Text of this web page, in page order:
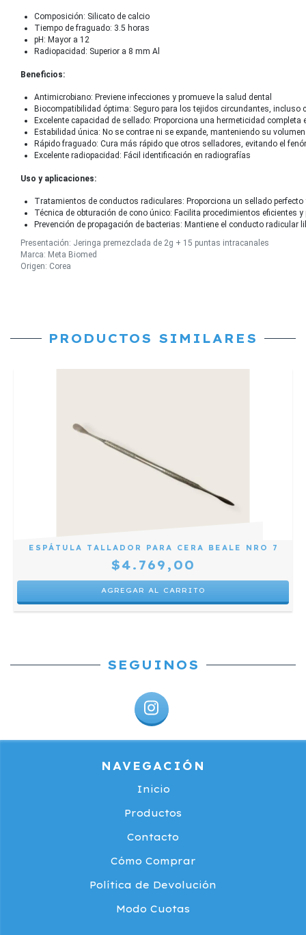
Composición: Silicato de calcio
Tiempo de fraguado: 3.5 horas
pH: Mayor a 12
Radiopacidad: Superior a 8 mm Al
Beneficios:
Antimicrobiano: Previene infecciones y promueve la salud dental
Biocompatibilidad óptima: Seguro para los tejidos circundantes, incluso
Excelente capacidad de sellado: Proporciona una hermeticidad completa
Estabilidad única: No se contrae ni se expande, manteniendo su
Rápido fraguado: Cura más rápido que otros selladores, evitando el
Excelente radiopacidad: Fácil identificación en radiografías
Uso y aplicaciones:
Tratamientos de conductos radiculares: Proporciona un sellado perfecto
Técnica de obturación de cono único: Facilita procedimientos eficientes y
Prevención de propagación de bacterias: Mantiene el conducto radicular
Presentación: Jeringa premezclada de 2g + 15 puntas intracanales
Marca: Meta Biomed
Origen: Corea
PRODUCTOS SIMILARES
ESPÁTULA TALLADOR PARA CERA BEALE NRO 7
$4.769,00
SEGUINOS
NAVEGACIÓN
Inicio
Productos
Contacto
Cómo Comprar
Política de Devolución
Modo Cuotas